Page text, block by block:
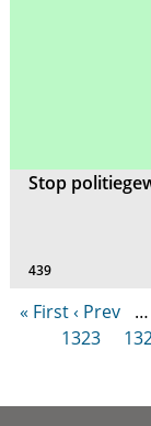
Stop
439
« First‹ Prev …
1323